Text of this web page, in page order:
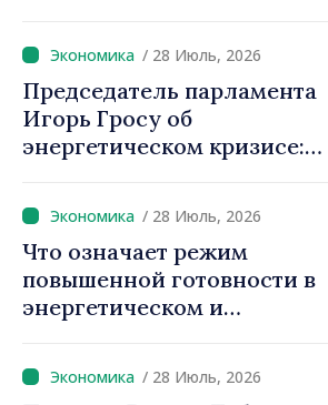
защиты потребителей от
подорожаний: «Нужно
вмешаться до того, как
проблемы усилятся»
/ 28 Июль, 2026
Председатель парламента
Игорь Гросу об
энергетическом кризисе:
без горючего»
/ 28 Июль, 2026
Что означает режим
повышенной готовности в
энергетическом и
секторах: Правительство
выводит в приоритет
/ 28 Июль, 2026